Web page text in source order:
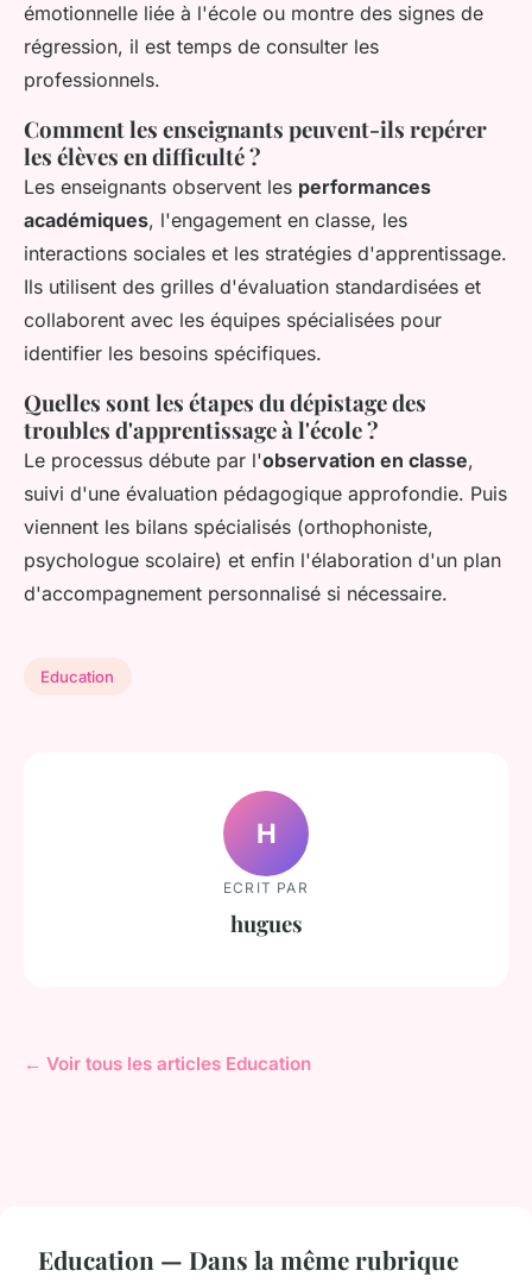
émotionnelle liée à l'école ou montre des signes de
régression, il est temps de consulter les
professionnels.
Comment les enseignants peuvent-ils repérer
les élèves en difficulté ?
Les enseignants observent les performances
académiques, l'engagement en classe, les
interactions sociales et les stratégies d'apprentissage.
Ils utilisent des grilles d'évaluation standardisées et
collaborent avec les équipes spécialisées pour
identifier les besoins spécifiques.
Quelles sont les étapes du dépistage des
troubles d'apprentissage à l'école ?
Le processus débute par l'observation en classe,
suivi d'une évaluation pédagogique approfondie. Puis
viennent les bilans spécialisés (orthophoniste,
psychologue scolaire) et enfin l'élaboration d'un plan
d'accompagnement personnalisé si nécessaire.
Education
H
ECRIT PAR
hugues
← Voir tous les articles Education
Education — Dans la même rubrique